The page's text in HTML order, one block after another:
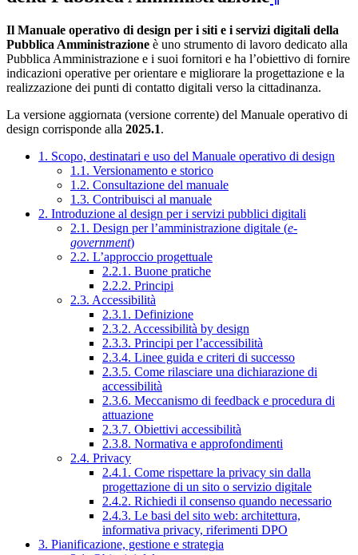
Il Manuale operativo di design per i siti e i servizi digitali della
Pubblica Amministrazione è uno strumento di lavoro dedicato alla
Pubblica Amministrazione e i suoi fornitori e ha l’obiettivo di fornire
indicazioni operative per orientare e migliorare la progettazione e la
realizzazione dei punti di contatto digitali verso la cittadinanza.
La versione aggiornata (versione corrente) del Manuale operativo di
design corrisponde alla 2025.1.
1. Scopo, destinatari e uso del Manuale operativo di design
1.1. Versionamento e storico
1.2. Consultazione del manuale
1.3. Contribuisci al manuale
2. Introduzione al design per i servizi pubblici digitali
2.1. Design per l’amministrazione digitale (e-
government)
2.2. L’approccio progettuale
2.2.1. Buone pratiche
2.2.2. Principi
2.3. Accessibilità
2.3.1. Definizione
2.3.2. Accessibilità by design
2.3.3. Principi per l’accessibilità
2.3.4. Linee guida e criteri di successo
2.3.5. Come rilasciare una dichiarazione di
accessibilità
2.3.6. Meccanismo di feedback e procedura di
attuazione
2.3.7. Obiettivi accessibilità
2.3.8. Normativa e approfondimenti
2.4. Privacy
2.4.1. Come rispettare la privacy sin dalla
progettazione di un sito o servizio digitale
2.4.2. Richiedi il consenso quando necessario
2.4.3. Le basi del sito web: architettura,
informativa privacy, riferimenti DPO
3. Pianificazione, gestione e strategia